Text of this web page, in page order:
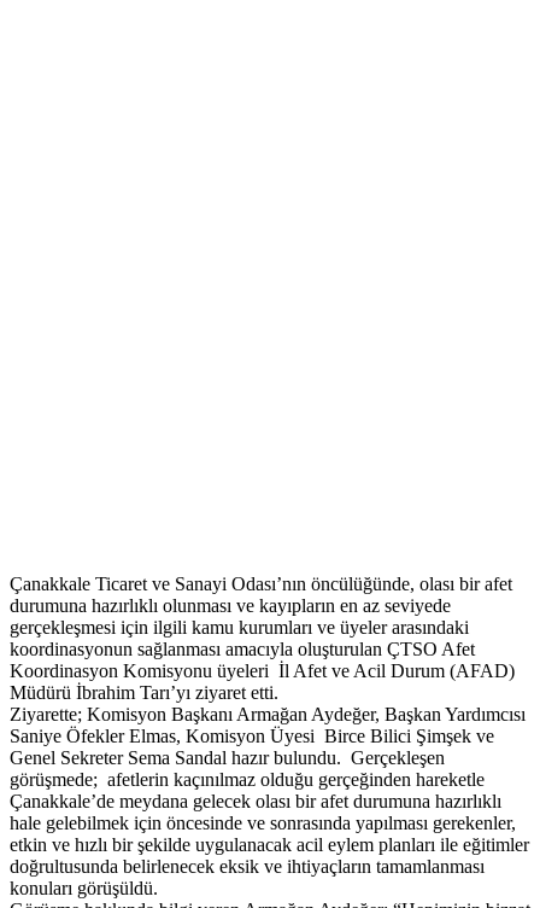
Çanakkale Ticaret ve Sanayi Odası’nın öncülüğünde, olası bir afet
durumuna hazırlıklı olunması ve kayıpların en az seviyede
gerçekleşmesi için ilgili kamu kurumları ve üyeler arasındaki
koordinasyonun sağlanması amacıyla oluşturulan ÇTSO Afet
Koordinasyon Komisyonu üyeleri İl Afet ve Acil Durum (AFAD)
Müdürü İbrahim Tarı’yı ziyaret etti.
Ziyarette; Komisyon Başkanı Armağan Aydeğer, Başkan Yardımcısı
Saniye Öfekler Elmas, Komisyon Üyesi Birce Bilici Şimşek ve
Genel Sekreter Sema Sandal hazır bulundu. Gerçekleşen
görüşmede; afetlerin kaçınılmaz olduğu gerçeğinden hareketle
Çanakkale’de meydana gelecek olası bir afet durumuna hazırlıklı
hale gelebilmek için öncesinde ve sonrasında yapılması gerekenler,
etkin ve hızlı bir şekilde uygulanacak acil eylem planları ile eğitimler
doğrultusunda belirlenecek eksik ve ihtiyaçların tamamlanması
konuları görüşüldü.